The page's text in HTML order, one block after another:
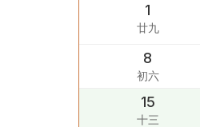
1
廿九
8
初六
15
十三